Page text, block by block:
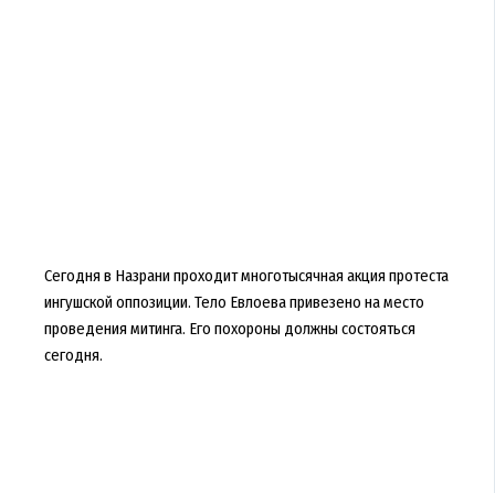
Сегодня в Назрани проходит многотысячная акция протеста
ингушской оппозиции. Тело Евлоева привезено на место
проведения митинга. Его похороны должны состояться
сегодня.